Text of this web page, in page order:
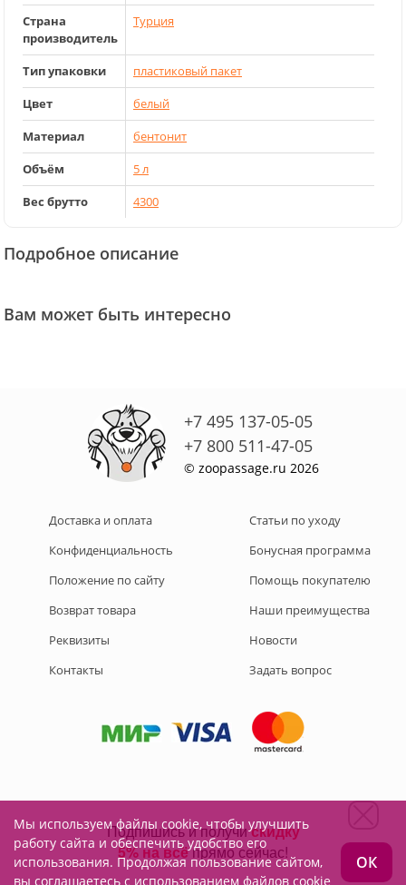
Страна
производитель
Турция
Тип упаковки
пластиковый пакет
Цвет
белый
Материал
бентонит
Объём
5 л
Вес брутто
4300
Подробное описание
Вам может быть интересно
+7 495 137-05-05
+7 800 511-47-05
© zoopassage.ru 2026
Доставка и оплата
Конфиденциальность
Положение по сайту
Возврат товара
Реквизиты
Контакты
Статьи по уходу
Бонусная программа
Помощь покупателю
Наши преимущества
Новости
Задать вопрос
Подписывайтесь на нас:
Мы используем файлы cookie, чтобы улучшить
работу сайта и обеспечить удобство его
использования. Продолжая пользование сайтом,
вы соглашаетесь с использованием файлов cookie
ОК